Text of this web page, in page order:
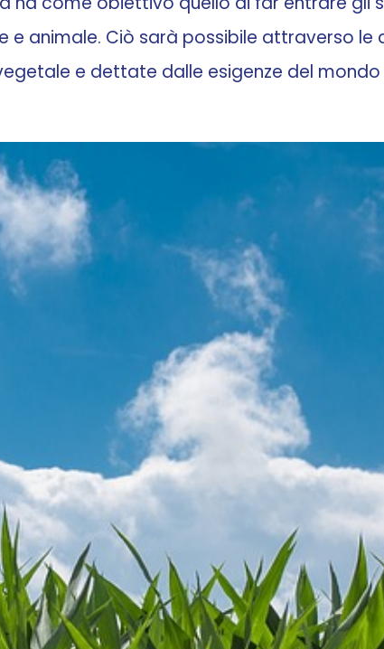
animale. Ciò sarà possibile attraverso
e dettate dalle esigenze del